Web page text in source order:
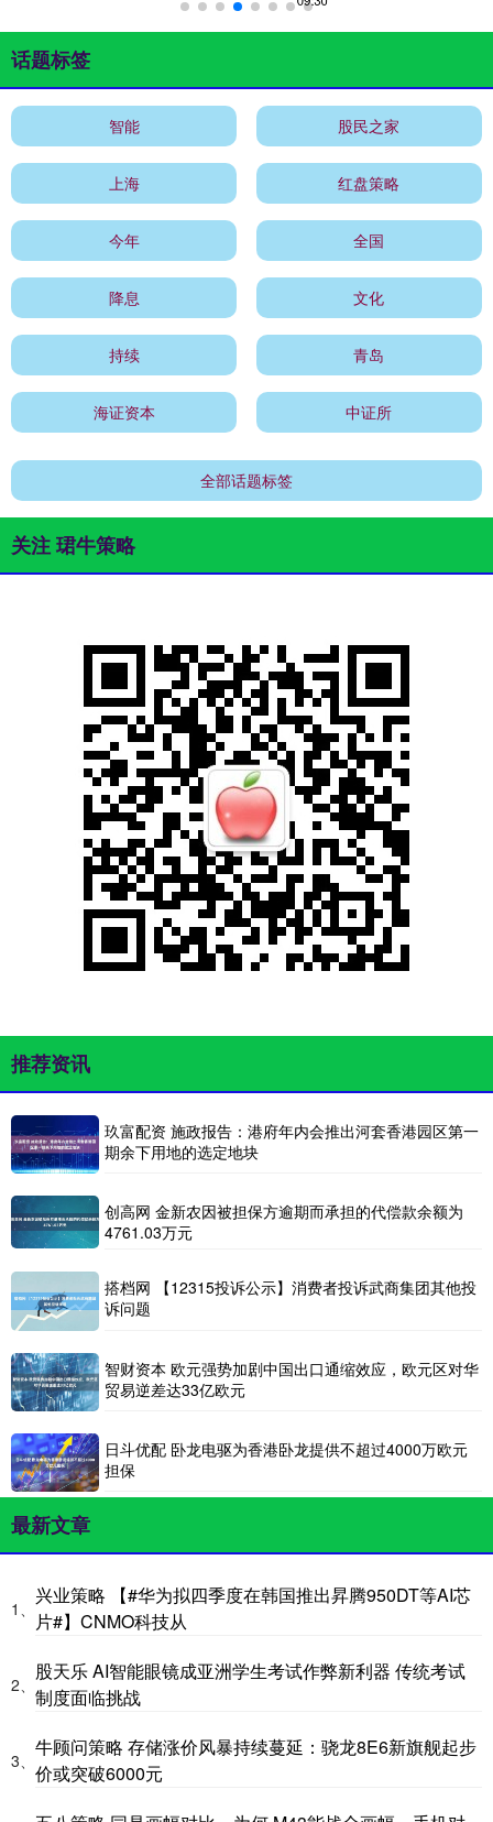
话题标签
智能 股民之家
上海 红盘策略
今年 全国
降息 文化
持续 青岛
海证资本 中证所
全部话题标签
关注 珺牛策略
推荐资讯
玖富配资 施政报告：港府年内会推出河套香港园区第一
期余下用地的选定地块
创高网 金新农因被担保方逾期而承担的代偿款余额为
4761.03万元
搭档网 【12315投诉公示】消费者投诉武商集团其他投
诉问题
智财资本 欧元强势加剧中国出口通缩效应，欧元区对华
贸易逆差达33亿欧元
日斗优配 卧龙电驱为香港卧龙提供不超过4000万欧元
担保
最新文章
1、
兴业策略 【#华为拟四季度在韩国推出昇腾950DT等AI芯
片#】CNMO科技从
2、
股天乐 AI智能眼镜成亚洲学生考试作弊新利器 传统考试
制度面临挑战
3、
牛顾问策略 存储涨价风暴持续蔓延：骁龙8E6新旗舰起步
价或突破6000元